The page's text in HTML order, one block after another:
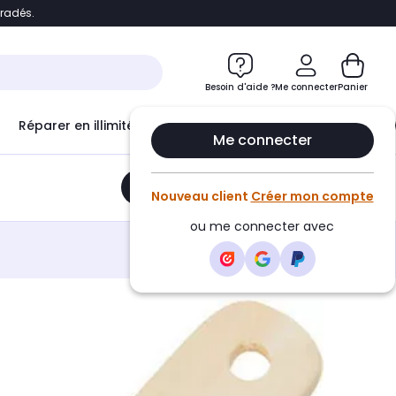
Accéder directement au chatbot
Besoin d'aide ?Me connecter
Me connecter
Nouveau client Créer mon compte
ou me connecter avec
Panier
Réparer en illimité avec Le Club Infinity
Ajouter au panier